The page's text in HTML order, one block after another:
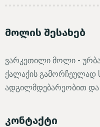
მოლის შესახებ
ვარკეთილი მოლი -
ქალაქის გამორჩეულად
ადგილმდებარეობით
კონტაქტი